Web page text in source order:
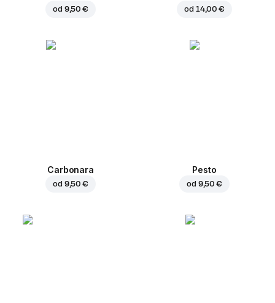
od 9,50 € od 14,00 €
Carbonara
od 9,50 €
Pesto
od 9,50 €